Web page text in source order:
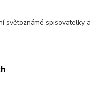
světoznámé spisovatelky a